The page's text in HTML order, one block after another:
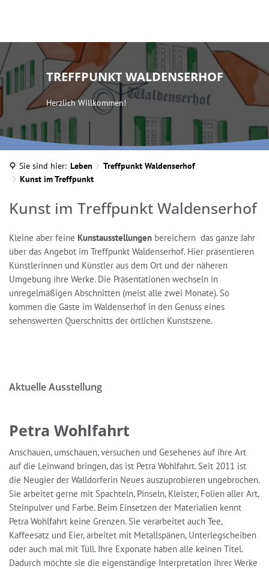
TREFFPUNKT WALDENSERHOF
Herzlich Willkommen!
Sie sind hier: Leben
Treffpunkt Waldenserhof
Kunst im Treffpunkt
Kunst
im
Treffpunkt
Kunst im Treffpunkt Waldenserhof
Kleine aber feine Kunstausstellungen bereichern das ganze Jahr
über das Angebot im Treffpunkt Waldenserhof. Hier präsentieren
Künstlerinnen und Künstler aus dem Ort und der näheren
Umgebung ihre Werke. Die Präsentationen wechseln in
unregelmäßigen Abschnitten (meist alle zwei Monate). So
kommen die Gäste im Waldenserhof in den Genuss eines
sehenswerten Querschnitts der örtlichen Kunstszene.
Aktuelle Ausstellung
Petra Wohlfahrt
Anschauen, umschauen, versuchen und Gesehenes auf ihre Art
auf die Leinwand bringen, das ist Petra Wohlfahrt. Seit 2011 ist
die Neugier der Walldorferin Neues auszuprobieren ungebrochen.
Sie arbeitet gerne mit Spachteln, Pinseln, Kleister, Folien aller Art,
Steinpulver und Farbe. Beim Einsetzen der Materialien kennt
Petra Wohlfahrt keine Grenzen. Sie verarbeitet auch Tee,
Kaffeesatz und Eier, arbeitet mit Metallspänen, Unterlegscheiben
oder auch mal mit Tüll. Ihre Exponate haben alle keinen Titel.
Dadurch möchte sie die eigenständige Interpretation ihrer Werke